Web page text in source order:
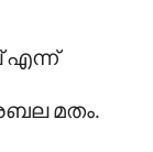
എന്ന്
മതം.